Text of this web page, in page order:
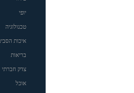
יופי
טכנולוגיה
איכות
בריאות
צדק חברתי
אוכל